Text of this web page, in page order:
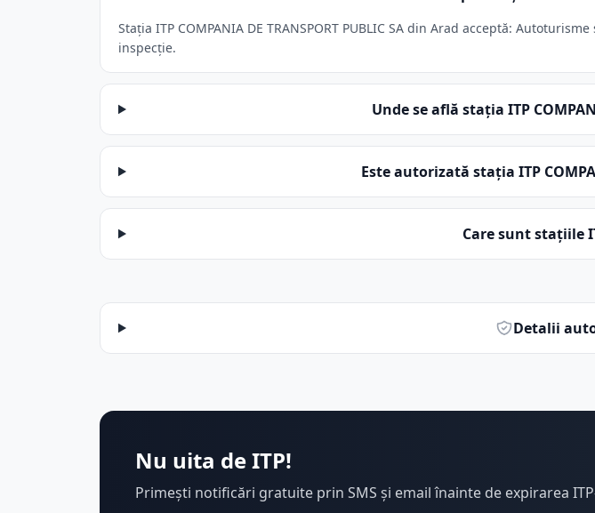
Stația ITP COMPANIA DE TRANSPORT PUBLIC SA din Arad acceptă:
inspecție.
Unde se află stația ITP
Este autorizată stația ITP
Care sunt stațiile
Detalii
Nu uita de ITP!
Primești notificări gratuite prin SMS și email înainte de expirarea